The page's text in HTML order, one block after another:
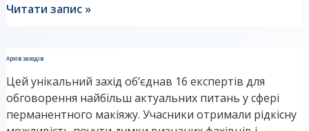
Читати запис »
Архів заходів
Цей унікальний захід об’єднав 16 експертів для
обговорення найбільш актуальних питань у сфері
перманентного макіяжу. Учасники отримали рідкісну
Програма
“Хто
каже
правду?”